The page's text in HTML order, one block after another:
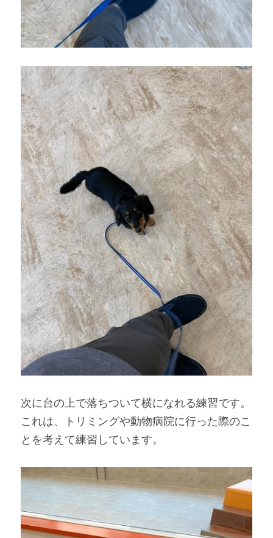
次に台の上で落ちついて横になれる練習です。
これは、トリミングや動物病院に行った際のこ
とを考えて練習しています。